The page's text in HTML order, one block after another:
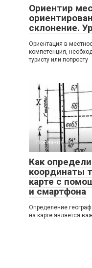
Ориентир
склонение.
Ориентация в
компетенция,
туристу или попросту
Полезное
Как
координаты
карте с
и смартфона
Определение
на карте является